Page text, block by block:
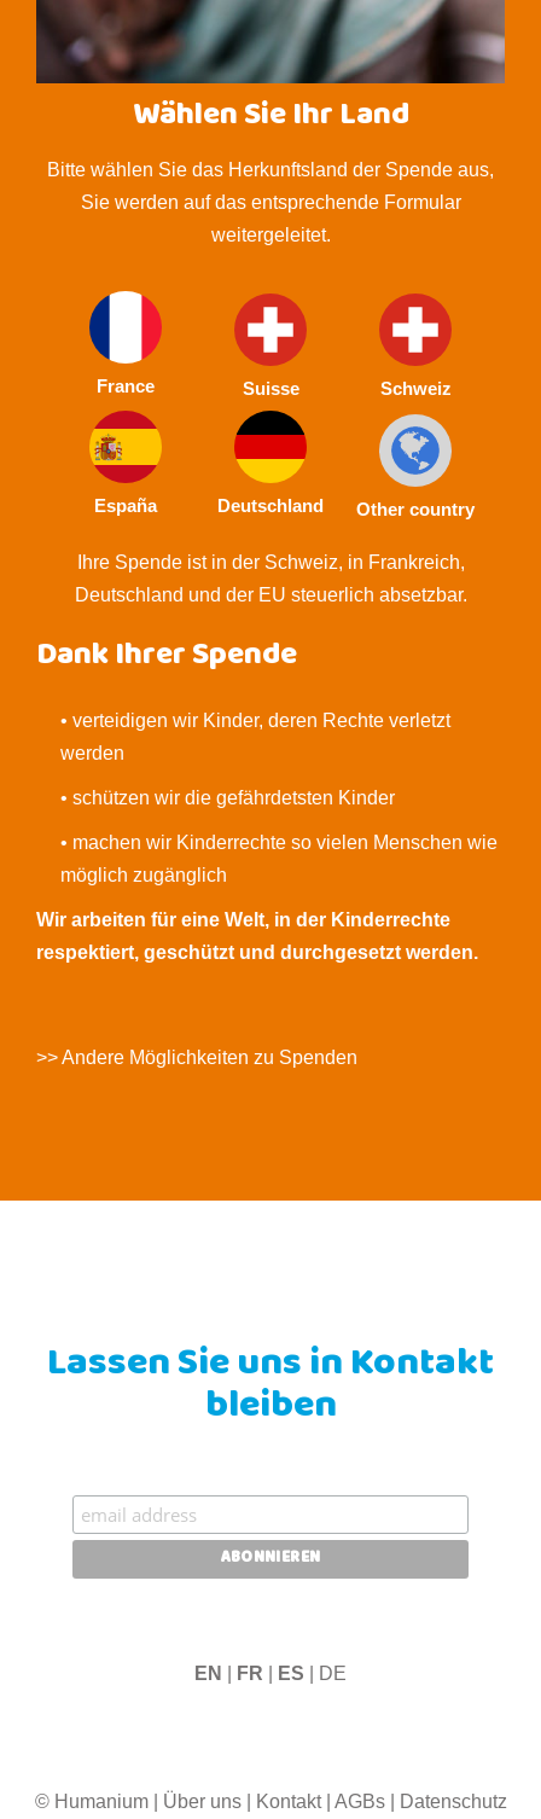
Wählen Sie Ihr Land
Bitte wählen Sie das Herkunftsland der Spende aus,
Sie werden auf das entsprechende Formular
weitergeleitet.
France Suisse Schweiz
España Deutschland Other country
Ihre Spende ist in der Schweiz, in Frankreich,
Deutschland und der EU steuerlich absetzbar.
Dank Ihrer Spende
• verteidigen wir Kinder, deren Rechte verletzt
werden
• schützen wir die gefährdetsten Kinder
• machen wir Kinderrechte so vielen Menschen wie
möglich zugänglich
Wir arbeiten für eine Welt, in der Kinderrechte
respektiert, geschützt und durchgesetzt werden.
>> Andere Möglichkeiten zu Spenden
Lassen Sie uns in Kontakt
bleiben
EN FR ES | DE
© Humanium| Über uns| Kontakt| AGBs| Datenschutz